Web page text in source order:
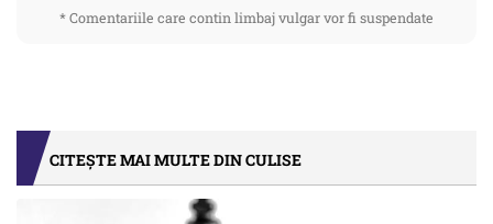
* Comentariile care contin limbaj vulgar vor fi suspendate
CITEȘTE MAI MULTE DIN CULISE